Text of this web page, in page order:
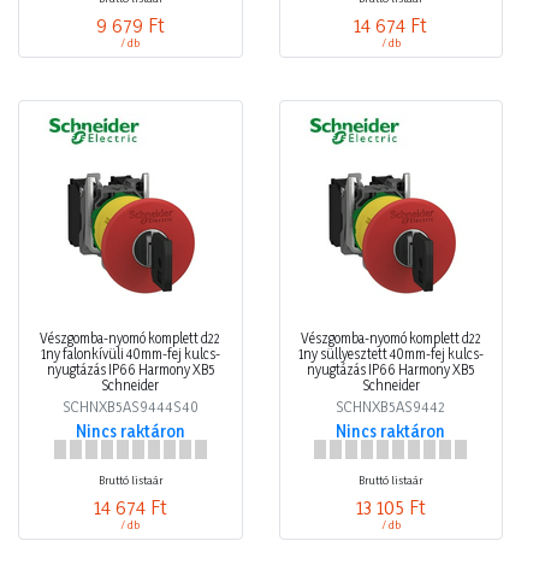
9 679 Ft
/ db
14 674 Ft
/ db
Vészgomba-nyomó komplett d22
1ny falonkívüli 40mm-fej kulcs-
nyugtázás IP66 Harmony XB5
Schneider
SCHNXB5AS9444S40
Nincs raktáron
Bruttó listaár
14 674 Ft
/ db
Vészgomba-nyomó komplett d22
1ny süllyesztett 40mm-fej kulcs-
nyugtázás IP66 Harmony XB5
Schneider
SCHNXB5AS9442
Nincs raktáron
Bruttó listaár
13 105 Ft
/ db